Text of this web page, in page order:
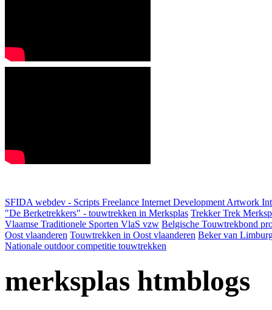
SFIDA webdev - Scripts Freelance Internet Development Artwork
"De Berketrekkers" - touwtrekken in Merksplas Trekker Trek
Vlaamse Traditionele Sporten VlaS vzw Belgische Touwtrekbond
Oost vlaanderen Touwtrekken in Oost vlaanderen Beker van
Nationale outdoor competitie touwtrekken
merksplas htmblogs